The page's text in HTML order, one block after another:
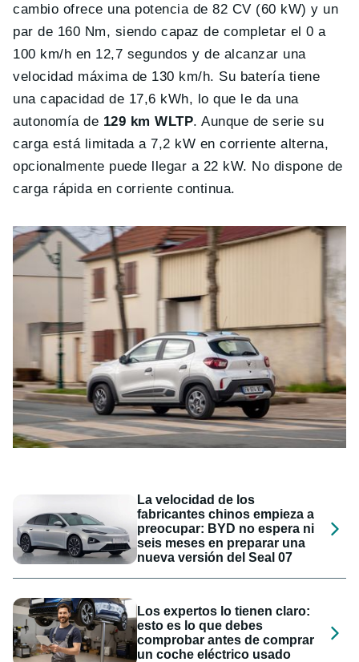
cambio ofrece una potencia de 82 CV (60 kW) y un
par de 160 Nm, siendo capaz de completar el 0 a
100 km/h en 12,7 segundos y de alcanzar una
velocidad máxima de 130 km/h. Su batería tiene
una capacidad de 17,6 kWh, lo que le da una
autonomía de 129 km WLTP. Aunque de serie su
carga está limitada a 7,2 kW en corriente alterna,
opcionalmente puede llegar a 22 kW. No dispone de
carga rápida en corriente continua.
La velocidad de los
fabricantes chinos empieza a
preocupar: BYD no espera ni
seis meses en preparar una
nueva versión del Seal 07
Los expertos lo tienen claro:
esto es lo que debes
comprobar antes de comprar
un coche eléctrico usado